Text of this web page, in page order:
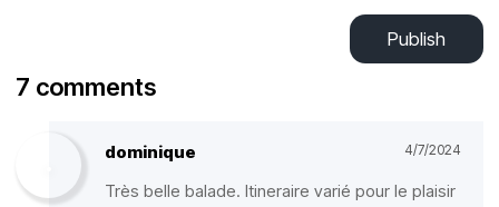
Publish
7 comments
dominique 4/7/2024
Très belle balade. Itineraire varié pour le plaisir